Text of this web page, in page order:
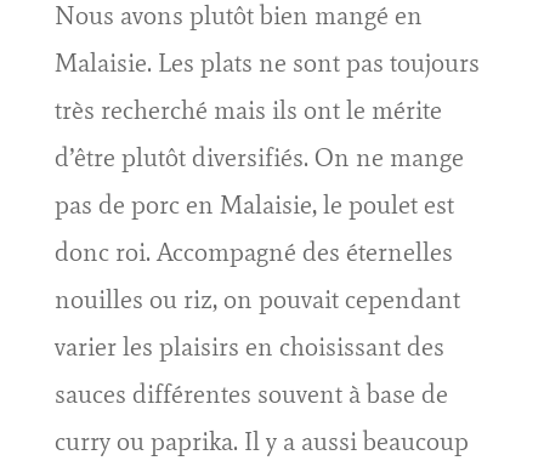
Nous avons plutôt bien mangé en
Malaisie. Les plats ne sont pas toujours
très recherché mais ils ont le mérite
d’être plutôt diversifiés. On ne mange
pas de porc en Malaisie, le poulet est
donc roi. Accompagné des éternelles
nouilles ou riz, on pouvait cependant
varier les plaisirs en choisissant des
sauces différentes souvent à base de
curry ou paprika. Il y a aussi beaucoup